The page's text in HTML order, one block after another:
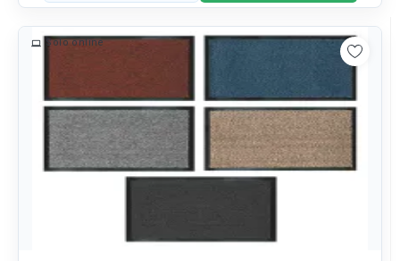
Solo online